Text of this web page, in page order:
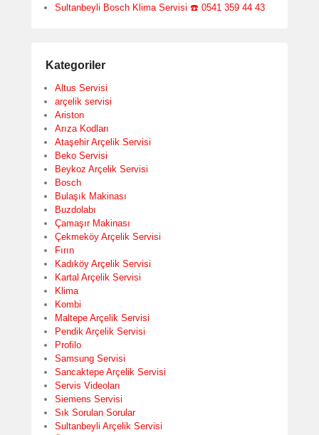
Sultanbeyli Bosch Klima Servisi ☎️ 0541 359 44 43
Kategoriler
Altus Servisi
arçelik servisi
Ariston
Arıza Kodları
Ataşehir Arçelik Servisi
Beko Servisi
Beykoz Arçelik Servisi
Bosch
Bulaşık Makinası
Buzdolabı
Çamaşır Makinası
Çekmeköy Arçelik Servisi
Fırın
Kadıköy Arçelik Servisi
Kartal Arçelik Servisi
Klima
Kombi
Maltepe Arçelik Servisi
Pendik Arçelik Servisi
Profilo
Samsung Servisi
Sancaktepe Arçelik Servisi
Servis Videoları
Siemens Servisi
Sık Sorulan Sorular
Sultanbeyli Arçelik Servisi